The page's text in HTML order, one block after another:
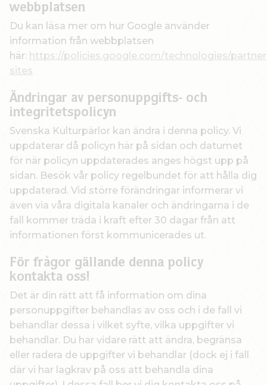
webbplatsen
Du kan läsa mer om hur Google använder
information från webbplatsen
här: https://policies.google.com/technologies/
sites
Ändringar av personuppgifts- och
integritetspolicyn
Svenska Kulturpärlor kan ändra i denna policy. Vi
uppdaterar då policyn här på sidan och datumet
för när policyn uppdaterades anges högst upp på
sidan. Besök vår policy regelbundet för att hålla dig
uppdaterad. Vid större förändringar informerar vi
även via våra digitala kanaler och ändringarna i de
fall kommer träda i kraft efter 30 dagar från att
informationen först kommunicerades ut.
För frågor gällande denna policy
kontakta oss!
Det är din rätt att få information om dina
personuppgifter behandlas av oss och i de fall vi
behandlar dessa i vilket syfte, vilka uppgifter vi
behandlar. Du har vidare rätt att ändra, begränsa
eller radera de uppgifter vi behandlar (dock ej i fall
där vi har lagkrav på oss att behandla dina